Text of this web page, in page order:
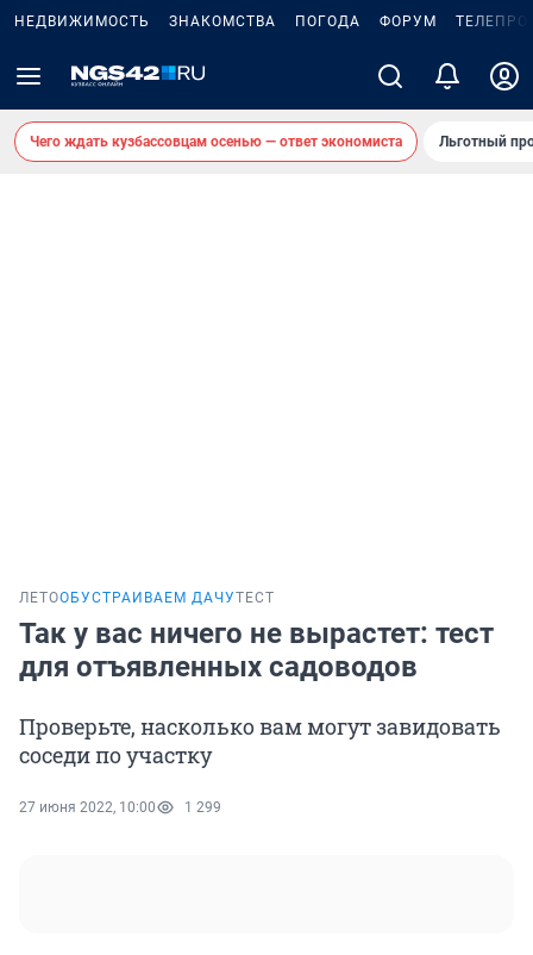
НЕДВИЖИМОСТЬ ЗНАКОМСТВА ПОГОДА ФОРУМ
Чего ждать кузбассовцам осенью — ответ экономиста Льготный
ЛЕТООБУСТРАИВАЕМ ДАЧУТЕСТ
Так у вас ничего не вырастет: тест
для отъявленных садоводов
Проверьте, насколько вам могут завидовать
соседи по участку
27 июня 2022, 10:00 1 299